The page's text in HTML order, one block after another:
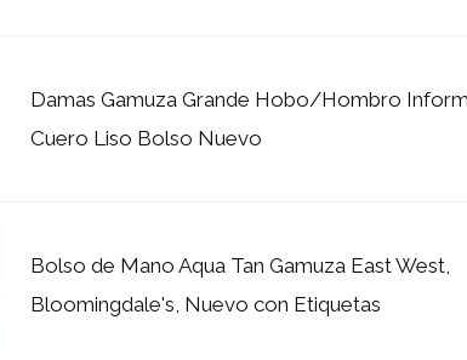
Damas Gamuza Grande Hobo/Hombro
Cuero Liso Bolso Nuevo
Bolso de Mano Aqua Tan Gamuza East West,
Bloomingdale's, Nuevo con Etiquetas